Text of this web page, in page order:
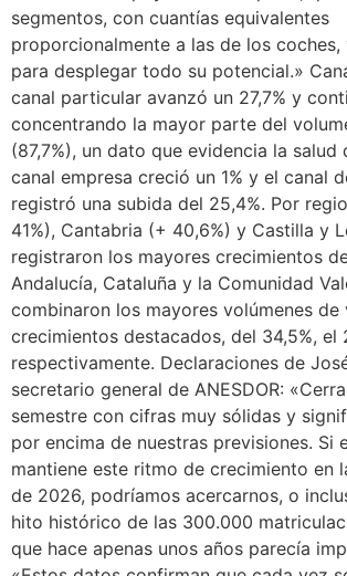
segmentos, con cuantías equivalentes
proporcionalmente a las de los coches,
para desplegar todo su potencial.»
canal particular avanzó un 27,7% y
concentrando la mayor parte del
(87,7%), un dato que evidencia la salud
canal empresa creció un 1% y el canal
registró una subida del 25,4%. Por
41%), Cantabria (+ 40,6%) y Castilla y
registraron los mayores crecimientos
Andalucía, Cataluña y la Comunidad
combinaron los mayores volúmenes de
crecimientos destacados, del 34,5%, el
respectivamente. Declaraciones de
secretario general de ANESDOR:
semestre con cifras muy sólidas y
por encima de nuestras previsiones. Si
mantiene este ritmo de crecimiento en
de 2026, podríamos acercarnos, o
hito histórico de las 300.000
que hace apenas unos años parecía